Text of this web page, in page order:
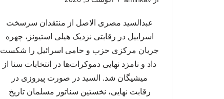
عبدالسید مصری الاصل از منتقدان سرسخت
اسراییل در رقابتی نزدیک هیلی استیونز، چهره
جریان مرکزی حزب و حامی اسرائیل را شکست
داد و نامزد نهایی دموکرات‌ها در انتخابات سنا از
میشیگان شد. السید در صورت پیروزی در
رقابت نهایی، نخستین سناتور مسلمان تاریخ